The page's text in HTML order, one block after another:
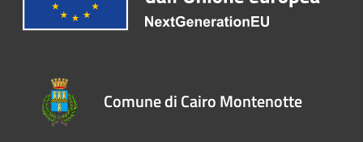
Comune di Cairo Montenotte